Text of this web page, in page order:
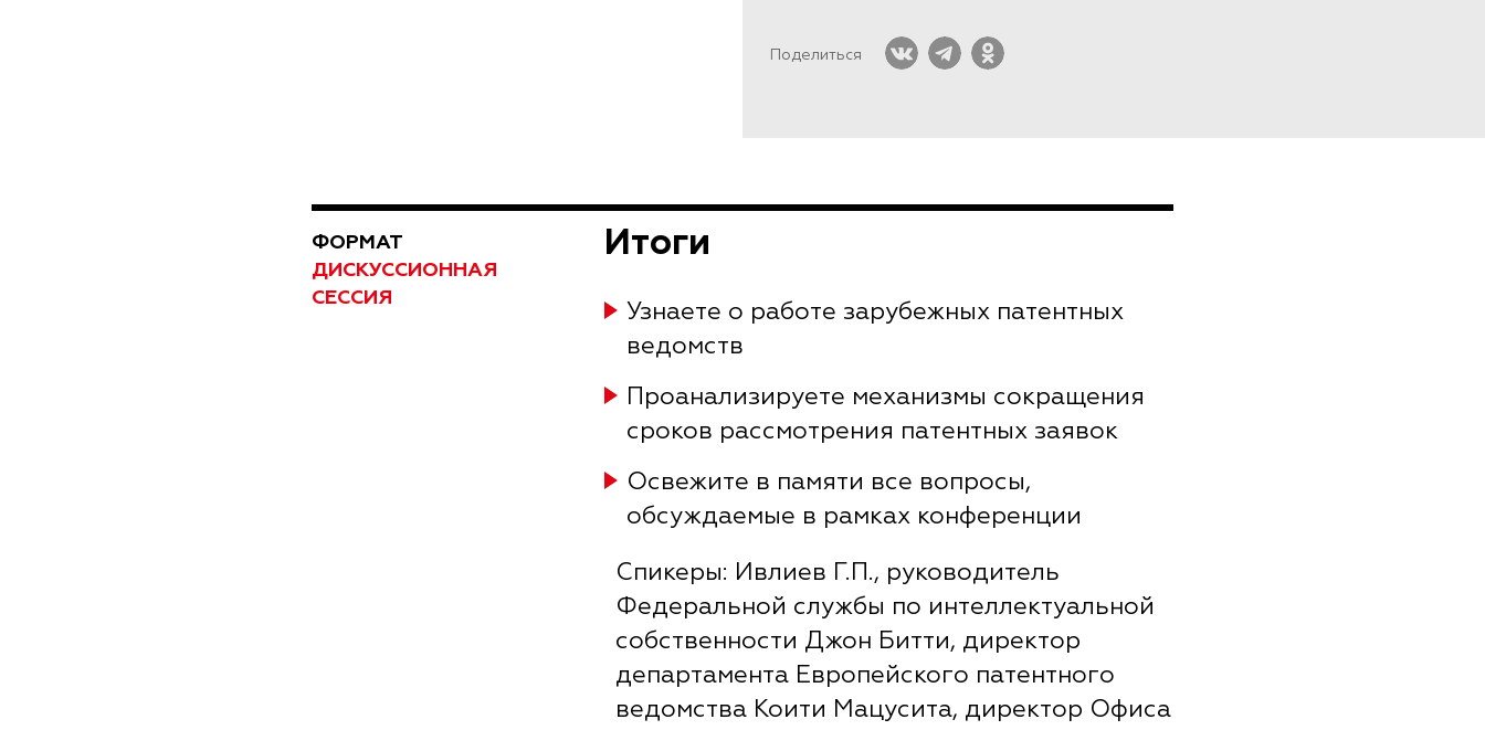
Поделиться
ФОРМАТ
ДИСКУССИОННАЯ
СЕССИЯ
Итоги
Узнаете о работе зарубежных патентных
ведомств
Проанализируете механизмы сокращения
сроков рассмотрения патентных заявок
Освежите в памяти все вопросы,
обсуждаемые в рамках конференции
Спикеры: Ивлиев Г.П., руководитель
Федеральной службы по интеллектуальной
собственности Джон Битти, директор
департамента Европейского патентного
ведомства Коити Мацусита, директор Офиса